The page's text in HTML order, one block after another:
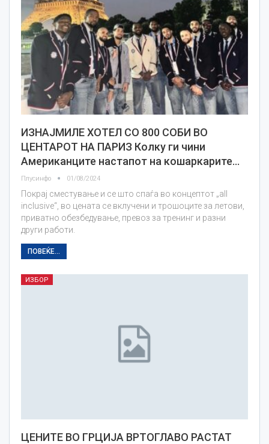
ИЗНАЈМИЛЕ ХОТЕЛ СО 800 СОБИ ВО
ЦЕНТАРОТ НА ПАРИЗ Колку ги чини
Американците настапот на кошаркарите…
Плусинфо 01/08/2024
Покрај сместување и се што спаѓа во концептот „all
inclusive“, во цената се вклучени и трошоците за летови,
приватно обезбедување, превоз за тренинг и разни
други работи.
ПОВЕЌЕ...
ИЗБОР
ЦЕНИТЕ ВО ГРЦИЈА ВРТОГЛАВО РАСТАТ